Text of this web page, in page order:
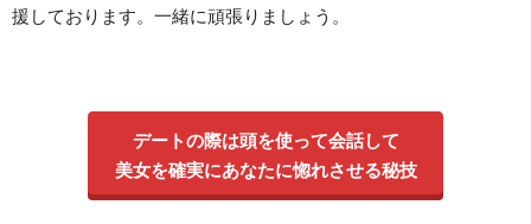
援しております。一緒に頑張りましょう。
デートの際は頭を使って会話して
美女を確実にあなたに惚れさせる秘技